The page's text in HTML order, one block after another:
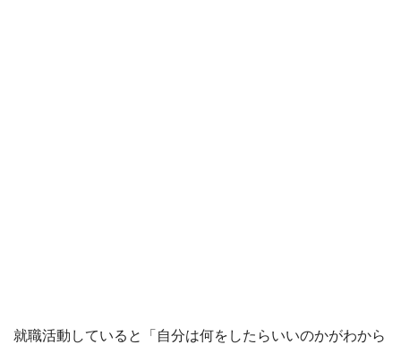
就職活動していると「自分は何をしたらいいのかがわから